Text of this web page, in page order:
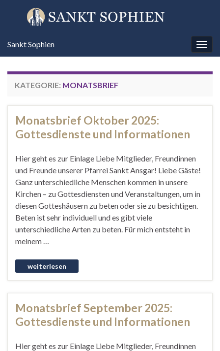
Sankt Sophien
KATEGORIE: MONATSBRIEF
Monatsbrief Oktober 2025:
Gottesdienste und Informationen
Hier geht es zur Einlage Liebe Mitglieder, Freundinnen
und Freunde unserer Pfarrei Sankt Ansgar! Liebe Gäste!
Ganz unterschiedliche Menschen kommen in unsere
Kirchen – zu Gottesdiensten und Veranstaltungen, um in
diesen Gotteshäusern zu beten oder sie zu besichtigen.
Beten ist sehr individuell und es gibt viele
unterschiedliche Arten zu beten. Für mich entsteht in
meinem …
Monatsbrief September 2025:
Gottesdienste und Informationen
Hier geht es zur Einlage Liebe Mitglieder, Freundinnen